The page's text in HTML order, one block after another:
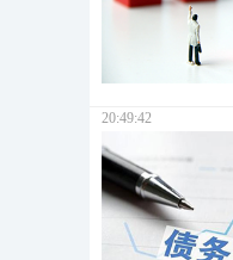
20:49:42